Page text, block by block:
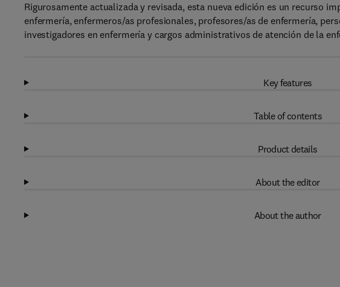
Rigurosamente actualizada y revisada, esta nueva edición es un recurso
enfermería, enfermeros/as profesionales, profesores/as de enfermería,
investigadores en enfermería y cargos administrativos de atención de la
Key features
Table of contents
Product details
About the editor
About the author